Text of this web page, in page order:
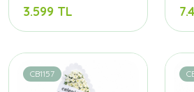
3.599 TL
CB1157